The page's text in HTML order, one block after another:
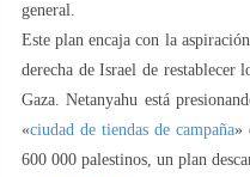
general.
Este plan encaja con la
derecha de Israel de restablecer
Gaza. Netanyahu está
«ciudad de tiendas de campaña»
600 000 palestinos, un plan